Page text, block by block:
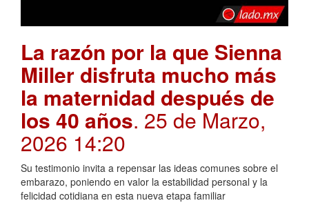
La razón por la que Sienna
Miller disfruta mucho más
la maternidad después de
los 40 años. 25 de Marzo,
2026 14:20
Su testimonio invita a repensar las ideas comunes sobre el
embarazo, poniendo en valor la estabilidad personal y la
felicidad cotidiana en esta nueva etapa familiar